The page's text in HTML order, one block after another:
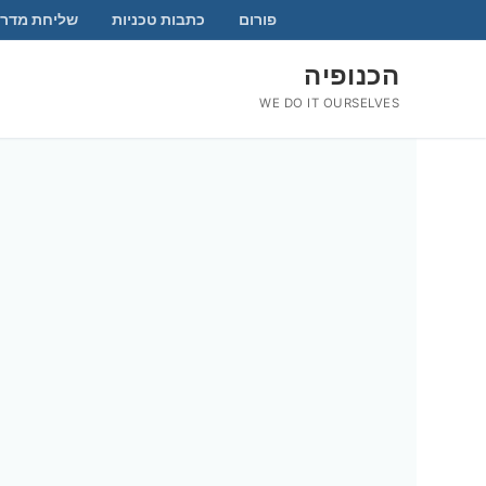
לתוכן
פורום כתבות טכניות שליחת
הכנופיה
WE DO IT OURSELVES